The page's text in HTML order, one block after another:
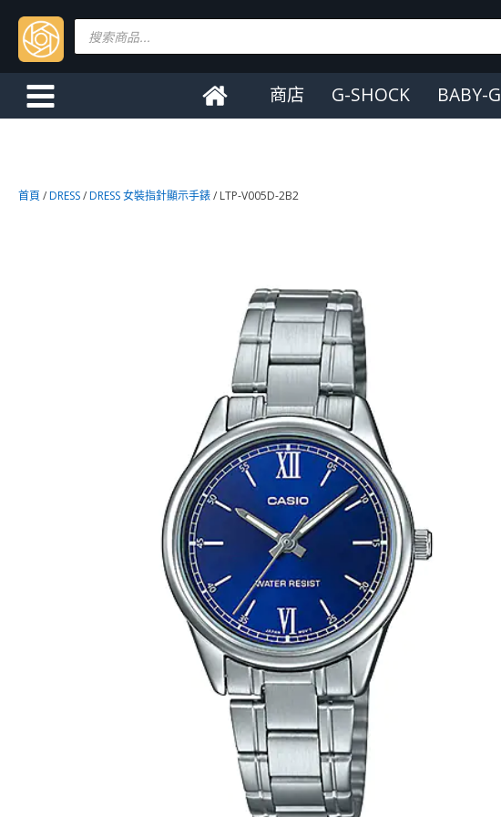
Products
search
商店 G-SHOCK BABY-G
首頁 /DRESS/DRESS 女裝指針顯示手錶/ LTP-V005D-2B2